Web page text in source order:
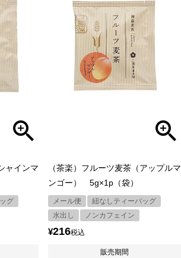
ャインマ
グ
（茶楽）フルーツ麦茶（アップルマ
ンゴー） 5g×1p（袋）
メール便
紐なしティーバッグ
水出し
ノンカフェイン
¥216税込
販売期間